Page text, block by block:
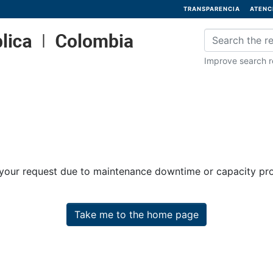
TRANSPARENCIA
Improve search
request due to maintenance downtime or capacity
Take me to the home page